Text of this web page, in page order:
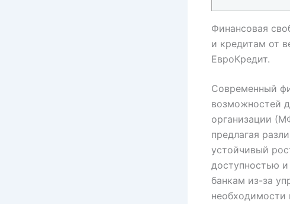
Финансовая
и кредитам от
ЕвроКредит.
Современный
возможностей
организации
предлагая
устойчивый
доступностью
банкам из-за
необходимости